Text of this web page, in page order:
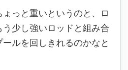
っと重いというのと、ロ
う少し強いロッドと組み合
ルを回しきれるのかなと